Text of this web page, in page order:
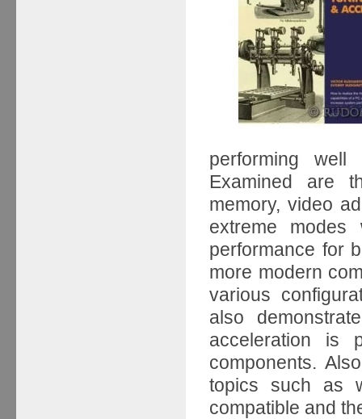
performing well
Examined are
memory, video
extreme
performance for
more modern
various
also
acceleration is
components.
topics such as
compatible and